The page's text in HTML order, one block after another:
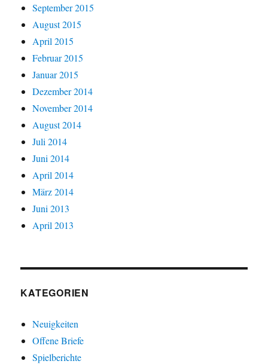
September 2015
August 2015
April 2015
Februar 2015
Januar 2015
Dezember 2014
November 2014
August 2014
Juli 2014
Juni 2014
April 2014
März 2014
Juni 2013
April 2013
KATEGORIEN
Neuigkeiten
Offene Briefe
Spielberichte